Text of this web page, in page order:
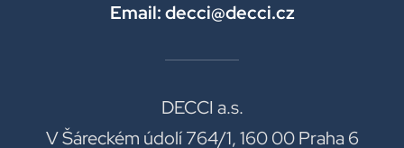
Email: decci@decci.cz
DECCI a.s.
V Šáreckém údolí 764/1, 160 00 Praha 6